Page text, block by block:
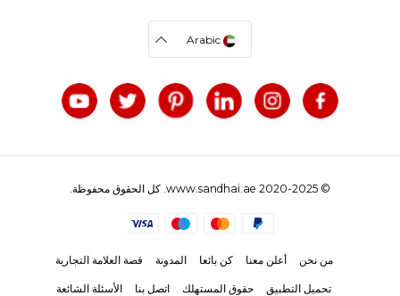
Arabic
© 2020-2025 www.sandhai.ae. كل الحقوق محفوظة.
من نحن أعلن معنا كن بائعا المدونة قصة العلامة التجارية
تحميل التطبيق حقوق المستهلك اتصل بنا الأسئلة الشائعة